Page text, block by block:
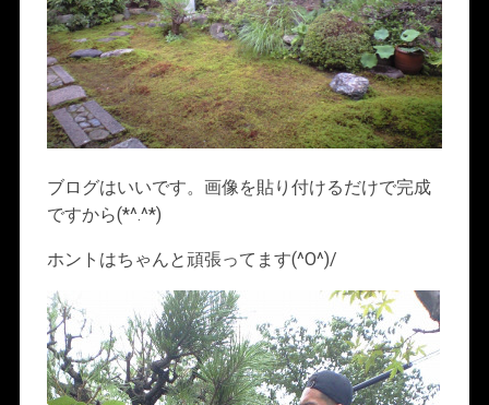
ブログはいいです。画像を貼り付けるだけで完成
ですから(*^.^*)
ホントはちゃんと頑張ってます(^O^)/